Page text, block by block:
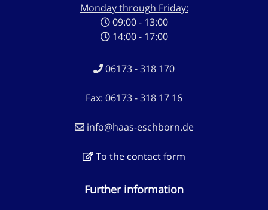
Monday through Friday:
09:00 - 13:00
14:00 - 17:00
06173 - 318 170
Fax: 06173 - 318 17 16
info@haas-eschborn.de
To the contact form
Further information